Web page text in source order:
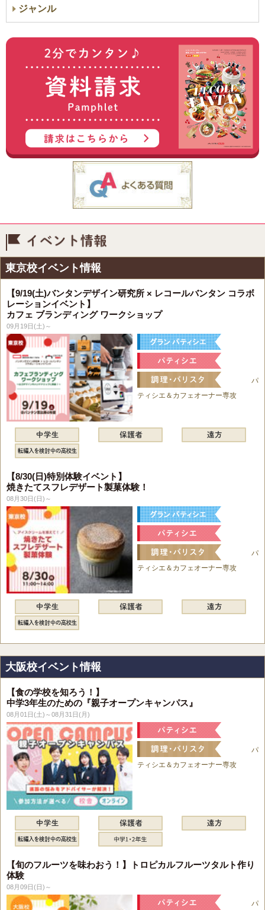
ジャンル
東京校イベント情報
【9/19(土)バンタンデザイン研究所 × レコールバンタン コラボ
レーションイベント】
カフェ ブランディング ワークショップ
09月19日(土)～
パ
ティシエ＆カフェオーナー専攻
【8/30(日)特別体験イベント】
焼きたてスフレデザート製菓体験！
08月30日(日)～
パ
ティシエ＆カフェオーナー専攻
大阪校イベント情報
【食の学校を知ろう！】
中学3年生のための『親子オープンキャンパス』
08月01日(土)～08月31日(月)
パ
ティシエ＆カフェオーナー専攻
【旬のフルーツを味わおう！】トロピカルフルーツタルト作り
体験
08月09日(日)～
パ